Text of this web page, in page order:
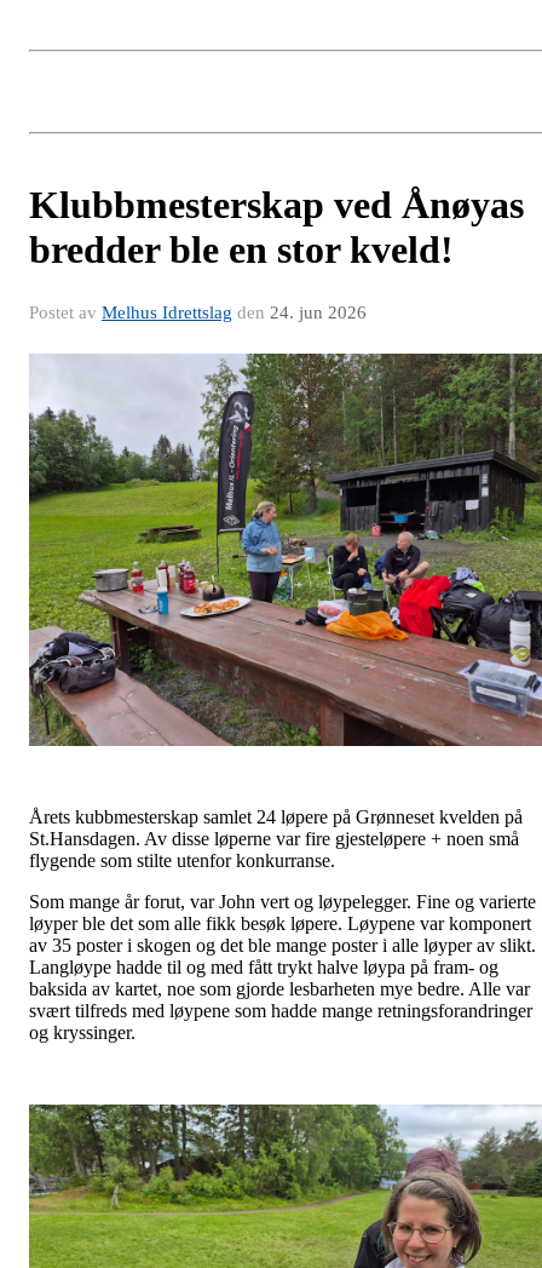
Klubbmesterskap ved Ånøyas
bredder ble en stor kveld!
Postet av Melhus Idrettslag den 24. jun 2026
Årets kubbmesterskap samlet 24 løpere på Grønneset kvelden på
St.Hansdagen. Av disse løperne var fire gjesteløpere + noen små
flygende som stilte utenfor konkurranse.
Som mange år forut, var John vert og løypelegger. Fine og varierte
løyper ble det som alle fikk besøk løpere. Løypene var komponert
av 35 poster i skogen og det ble mange poster i alle løyper av slikt.
Langløype hadde til og med fått trykt halve løypa på fram- og
baksida av kartet, noe som gjorde lesbarheten mye bedre. Alle var
svært tilfreds med løypene som hadde mange retningsforandringer
og kryssinger.